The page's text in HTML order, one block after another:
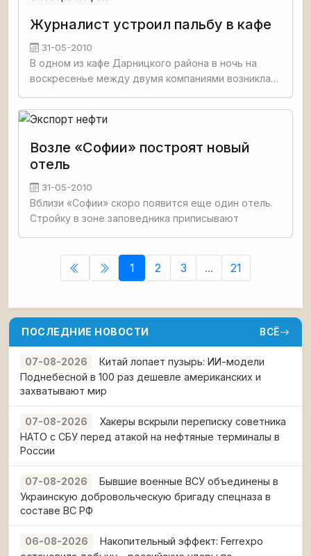
Журналист устроил пальбу в кафе
31-05-2010
В одном из кафе Дарницкого района в ночь на
воскресенье между двумя компаниями возникла
сообщает Сегодня. Причиной конфликта стала
скомканная салфетка, которая
Возле «Софии» построят новый
отель
31-05-2010
Вблизи «Софии» скоро появится еще один отель.
Стройку в зоне заповедника приписывают
1 2 3 ... 21
ПОСЛЕДНИЕ НОВОСТИ ВСЁ
07-08-2026
Китай лопает пузырь: ИИ-модели
Поднебесной в 100 раз дешевле американских и
захватывают мир
07-08-2026
Хакеры вскрыли переписку советника
НАТО с СБУ перед атакой на нефтяные терминалы в
России
07-08-2026
Бывшие военные ВСУ объединены в
Украинскую добровольческую бригаду спецназа в
составе ВС РФ
06-08-2026
Накопительный эффект: Ferrexpo